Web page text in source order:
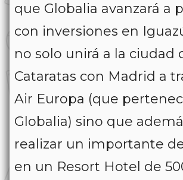
que Globalia avanzará a
con inversiones en
no solo unirá a la ciudad
Cataratas con Madrid a
Air Europa (que
Globalia) sino que
realizar un importante
en un Resort Hotel de